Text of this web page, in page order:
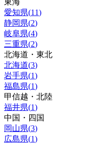
愛知県(11)
静岡県(2)
岐阜県(4)
三重県(2)
北海道・東北
北海道(3)
岩手県(1)
福島県(1)
甲信越・北陸
福井県(1)
中国・四国
岡山県(3)
広島県(1)